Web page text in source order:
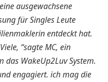
ausgewachsene
für Singles Leute
entdeckt hat.
“sagte MC, ein
WakeUp2Luv System.
engagiert. ich mag die